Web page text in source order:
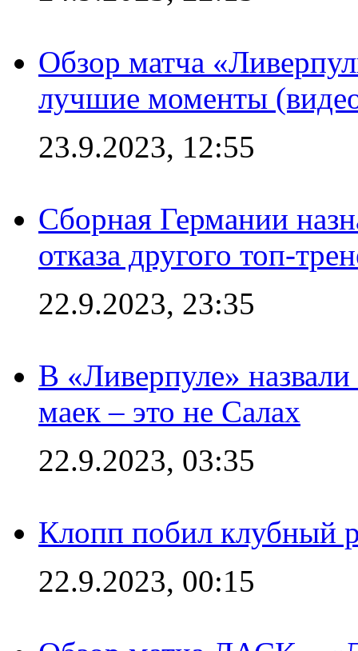
Обзор матча
лучшие моменты
23.9.2023, 12:55
Сборная Германии
отказа другого топ-
22.9.2023, 23:35
В «Ливерпуле»
маек – это не Салах
22.9.2023, 03:35
Клопп побил клубный
22.9.2023, 00:15